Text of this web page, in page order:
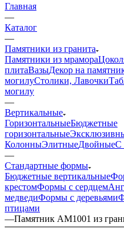
Главная
—
Каталог
—
Памятники из гранита
Памятники из мрамора
плитаВазыДекор на
могилуСтолики, Лавочки
могилу
—
Вертикальные
ГоризонтальныеБюджетные
горизонтальные
КолонныЭлитныеДвойныеС
—
Стандартные формы
Бюджетные вертикальные
крестомФормы с сердцем
медведиФормы с деревьями
птицами
—Памятник AM1001 из